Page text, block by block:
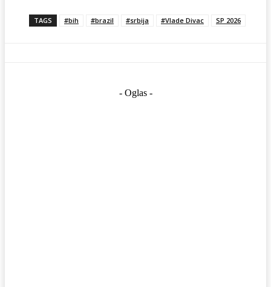
TAGS #bih #brazil #srbija #Vlade Divac SP 2026
- Oglas -